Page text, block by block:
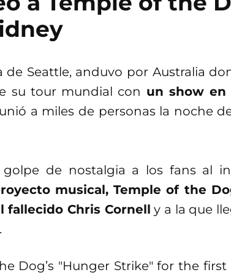
Seattle, anduvo por Australia
su tour mundial con un show en
a miles de personas la noche
de nostalgia a los fans al
musical, Temple of the
fallecido Chris Cornell y a la que
Dog’s "Hunger Strike" for the